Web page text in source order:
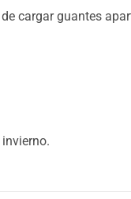
cargar guantes